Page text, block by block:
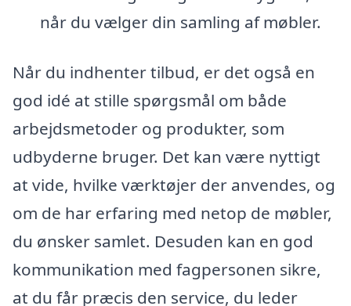
når du vælger din samling af møbler.
Når du indhenter tilbud, er det også en
god idé at stille spørgsmål om både
arbejdsmetoder og produkter, som
udbyderne bruger. Det kan være nyttigt
at vide, hvilke værktøjer der anvendes, og
om de har erfaring med netop de møbler,
du ønsker samlet. Desuden kan en god
kommunikation med fagpersonen sikre,
at du får præcis den service, du leder